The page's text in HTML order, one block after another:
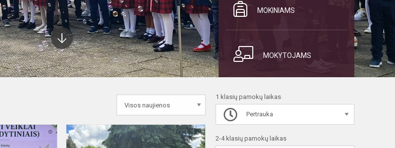
Į
apačią
MOKINIAMS
MOKYTOJAMS
Bendradarbiaudami
kuriame
Mokytojų
edukacinė
1 klasių pamokų laikas
Pertrauka
2-4 klasių pamokų laikas